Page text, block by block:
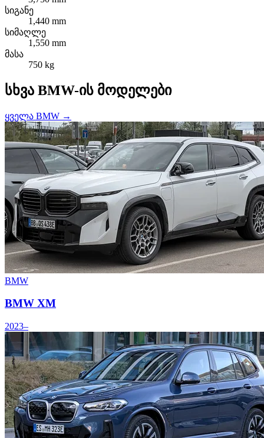
სიგანე
1,440 mm
სიმაღლე
1,550 mm
მასა
750 kg
სხვა BMW-ის მოდელები
ყველა BMW →
BMW
BMW XM
2023–